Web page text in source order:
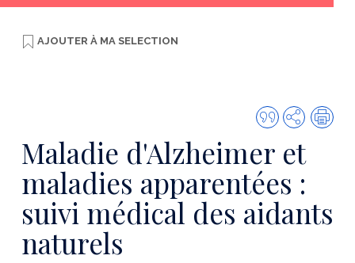
AJOUTER À MA SELECTION
Citer
cette
publication
Partager
Maladie d'Alzheimer et
maladies apparentées :
suivi médical des aidants
naturels